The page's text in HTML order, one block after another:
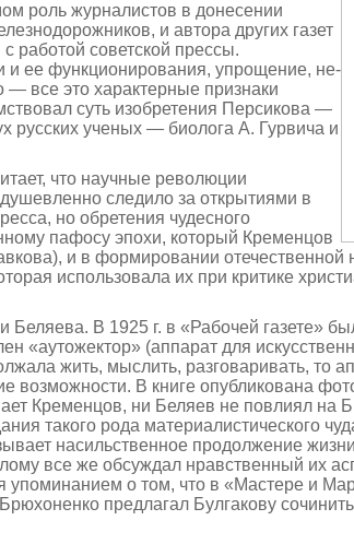
роль журналистов в донесении
и автора других газет
работой со­ветской прессы.
и ее функционирования, упрощение, не­
— все это характерные признаки
суть изобретения Персикова —
русских ученых — биолога А. Гурвича и
что научные революции
следило за открытиями в
но обретения чудесного
пафосу эпохи, который Кременцов
и в формировании отечественной
использовала их при критике
В 1925 г. в «Рабочей газете»
«аутожектор» (аппарат для
жить, мыслить, разговаривать, то
возможности. В книге опубликована
Кременцов, ни Беляев не повлиял
такого рода материалистического
насильственное продолжение
все же обсуждал нравственный их
о том, что в «Мастере и
предлагал Булгакову